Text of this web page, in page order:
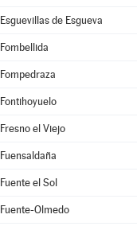
Esguevillas de Esgueva
Fombellida
Fompedraza
Fontihoyuelo
Fresno el Viejo
Fuensaldaña
Fuente el Sol
Fuente-Olmedo